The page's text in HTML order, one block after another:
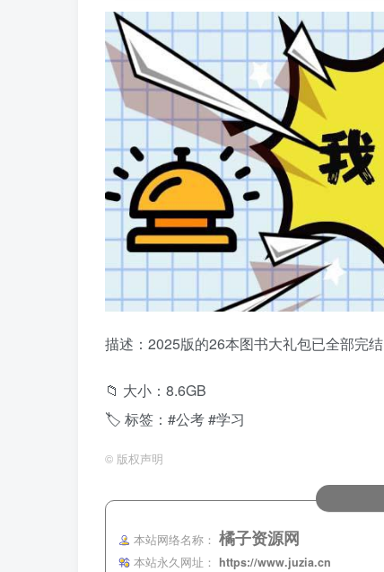
描述：2025版的26本图书大礼包已全部完
📁 大小：8.6GB
🏷 标签：#公考 #学习
© 版权声明
本站网络名称： 橘子资源网
本站永久网址：
https://www.juzia.cn